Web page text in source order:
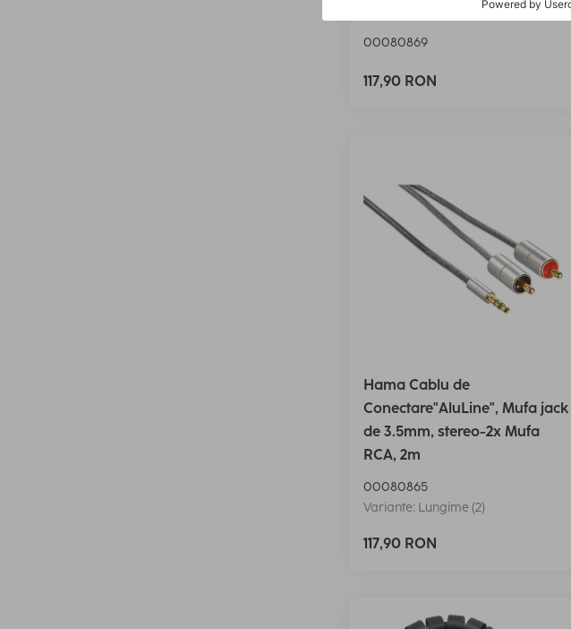
00080869
117,90 RON
Hama Cablu de
Conectare"AluLine", Mufa jack
de 3.5mm, stereo-2x Mufa
RCA, 2m
00080865
Variante: Lungime (2)
117,90 RON